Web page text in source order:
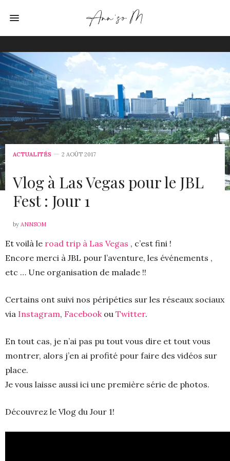
ACTUALITÉS 2 AOÛT 2017
Vlog à Las Vegas pour le JBL
Fest : Jour 1
by ANNSOM
Et voilà le road trip à Las Vegas , c’est fini !
Encore merci à JBL pour l’aventure, les événements ,
etc … Une organisation de malade !!
Certains ont suivi nos péripéties sur les réseaux sociaux
via Instagram, Facebookou Twitter.
En tout cas, je n’ai pas pu tout vous dire et tout vous
montrer, alors j’en ai profité pour faire des vidéos sur
place.
Je vous laisse aussi ici une première série de photos.
Découvrez le Vlog du Jour 1!